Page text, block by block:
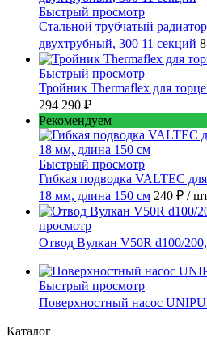
Быстрый просмотр
Стальной трубчатый
двухтрубный, 300 11 секций
Быстрый просмотр
Тройник Thermaflex для
294 290 ₽
Рекомендуем
Быстрый просмотр
Гибкая подводка VALTEC
18 мм, длина 150 см 240 ₽ /
просмотр
Отвод Вулкан V50R d100/200,
Быстрый просмотр
Поверхностный насос
Каталог